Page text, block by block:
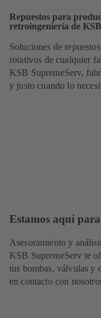
Repuestos para
retroingeniería de
Soluciones de
rotativos de cualquier
KSB SupremeServ,
y justo cuando lo
Estamos aquí
Asesoramiento y
KSB SupremeServ te
tus bombas, válvulas y
en contacto con